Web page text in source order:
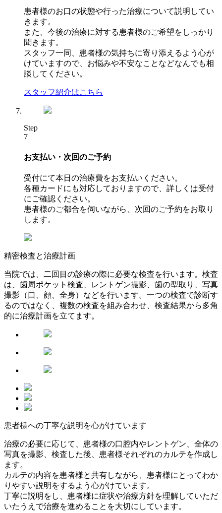
患者様のお口の状態や行った治療について説明してい
きます。
また、今後の治療に対する患者様のご希望をしっかり
聞きます。
スタッフ一同、患者様の気持ちに寄り添えるよう心が
けていますので、お悩みや不安なことなどなんでも相
談してください。
スタッフ紹介はこちら
Step
7
お支払い・次回のご予約
受付にて本日の治療費をお支払いください。
各種カードにも対応しておりますので、詳しくは受付
にご確認ください。
患者様のご都合を伺いながら、次回のご予約をお取り
します。
精密検査と治療計画
当院では、二回目の診療の際に必要な検査を行います。検査
は、歯周ポケット検査、レントゲン撮影、歯の型取り、写真
撮影（口、顔、全身）などを行います。一つの検査で診断す
るのではなく、複数の検査を組み合わせ、検査結果から多角
的に治療計画を立てます。
患者様への丁寧な説明を心がけています
治療の必要に応じて、患者様の口腔内やレントゲン、全体の
写真を撮影、検査した後、患者様それぞれのカルテを作成し
ます。
カルテの内容を患者様と共有しながら、患者様にとってわか
りやすい説明をするよう心がけています。
丁寧に説明をし、患者様に症状や治療方針を理解していただ
いたうえで治療を進めることを大切にしています。